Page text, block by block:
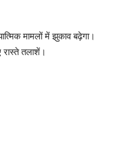
मामलों में झुकाव बढ़ेगा।
तलाशें।